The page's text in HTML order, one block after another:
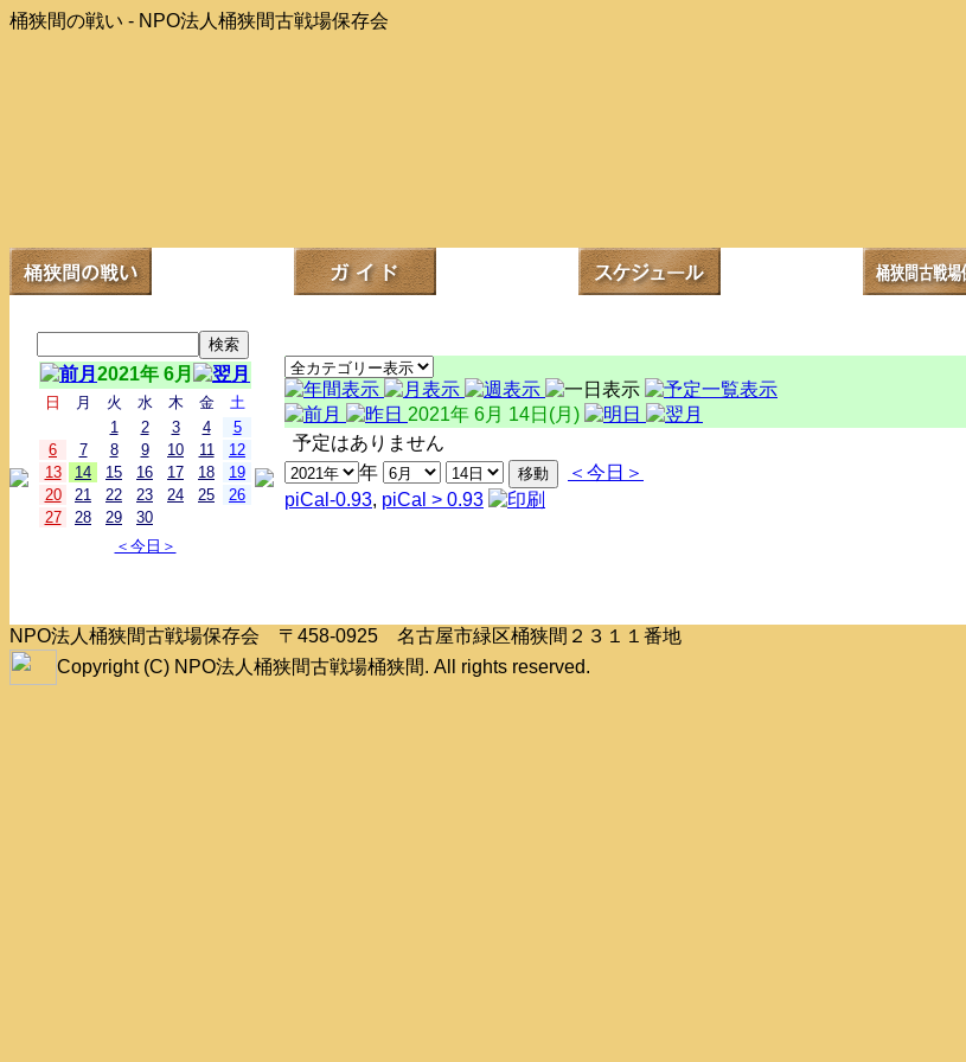
桶狭間の戦い - NPO法人桶狭間古戦場保存会
2021年 6月
日 月 火 水 木 金
土
1
2 3 4
5
6
7 8 9 10 11
12
13
14 15 16 17 18
19
20
21 22 23 24 25
26
27
28 29
30
＜今日＞
2021年 6月 14日(月)
予定はありません
年
＜今日＞
piCal-0.93, piCal > 0.93
NPO法人桶狭間古戦場保存会 〒458-0925 名古屋市緑区桶狭間２３１１番地
Copyright (C) NPO法人桶狭間古戦場桶狭間. All rights reserved.